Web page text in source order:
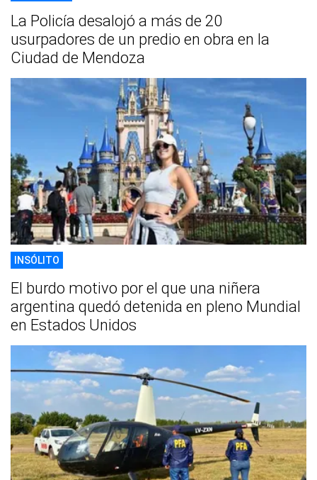
La Policía desalojó a más de 20
usurpadores de un predio en obra en la
Ciudad de Mendoza
INSÓLITO
El burdo motivo por el que una niñera
argentina quedó detenida en pleno Mundial
en Estados Unidos